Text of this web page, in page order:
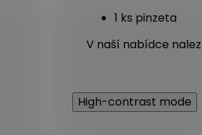
1 ks pinzeta
V naší nabídce
High-contrast mode